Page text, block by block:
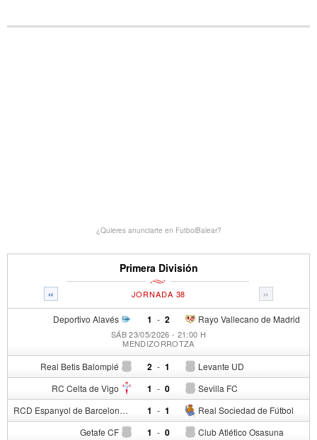
¿Quieres anunciarte en FutbolBalear?
Primera División
« »
JORNADA 38
Deportivo Alavés 1 - Rayo Vallecano de Madrid
2
SÁB 23/05/2026 - 21:00 H
MENDIZORROTZA
Real Betis Balompié 2 - Levante UD
1
RC Celta de Vigo 1 - Sevilla FC
0
RCD Espanyol de Barcelona 1 - Real Sociedad de Fútbol
1
Getafe CF 1 - Club Atlético Osasuna
0